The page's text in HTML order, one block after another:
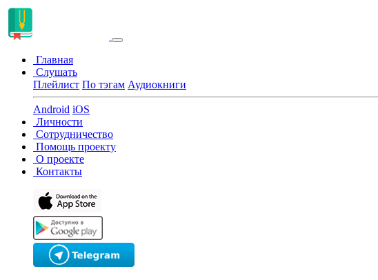
Главная
Слушать
Плейлист По тэгам Аудиокниги
Android iOS
Личности
Сотрудничество
Помощь проекту
О проекте
Контакты